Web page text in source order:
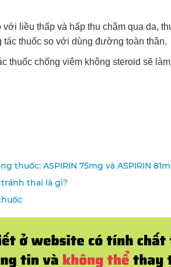
liều thấp và hấp thu chậm qua da,
thuốc so với dùng đường toàn thân.
thuốc chống viêm không steroid sẽ
thuốc: ASPIRIN 75mg và ASPIRIN
thai là gì?